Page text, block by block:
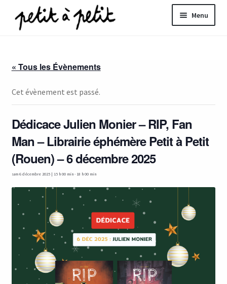
Aller
à
Aller
au
Menu
« Tous les Évènements
Cet évènement est passé.
Dédicace Julien Monier – RIP, Fan
Man – Librairie éphémère Petit à Petit
(Rouen) – 6 décembre 2025
sam 6 décembre 2025 | 15 h 00 min- 18 h 00 min